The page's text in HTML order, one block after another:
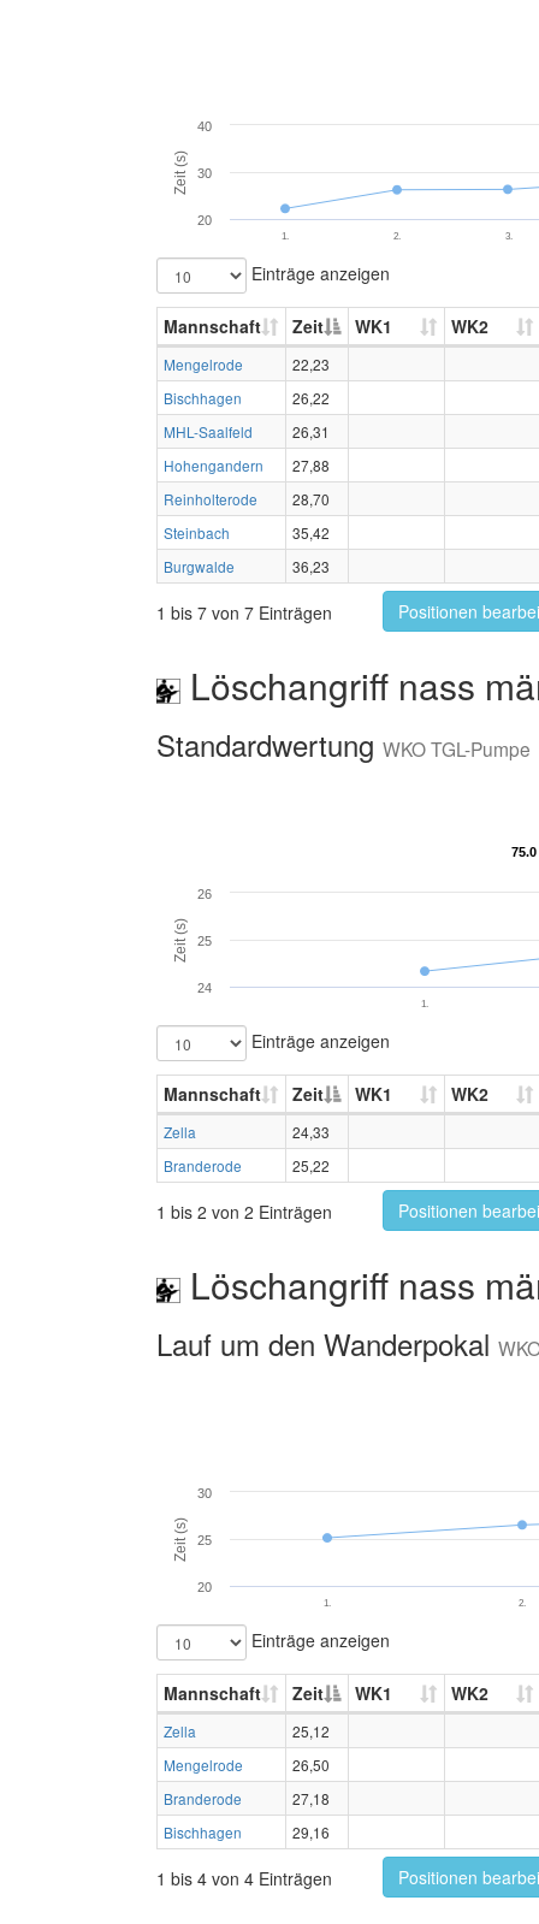
Zeit (s)
1. 2. 3.
20
30
40
Einträge anzeigen
Mannschaft Zeit WK1 WK2
Mengelrode
22,23
Bischhagen
26,22
MHL-Saalfeld
26,31
Hohengandern
27,88
Reinholterode
28,70
Steinbach
35,42
Burgwalde
36,23
1 bis 7 von 7 Einträgen Positionen
Löschangriff nass
Standardwertung WKO TGL-Pumpe
75.0
75.0
Zeit (s)
1.
24
25
26
Einträge anzeigen
Mannschaft Zeit WK1 WK2
Zella
24,33
Branderode
25,22
1 bis 2 von 2 Einträgen Positionen
Löschangriff nass
Lauf um den Wanderpokal
Zeit (s)
1. 2.
20
25
30
Einträge anzeigen
Mannschaft Zeit WK1 WK2
Zella
25,12
Mengelrode
26,50
Branderode
27,18
Bischhagen
29,16
1 bis 4 von 4 Einträgen Positionen